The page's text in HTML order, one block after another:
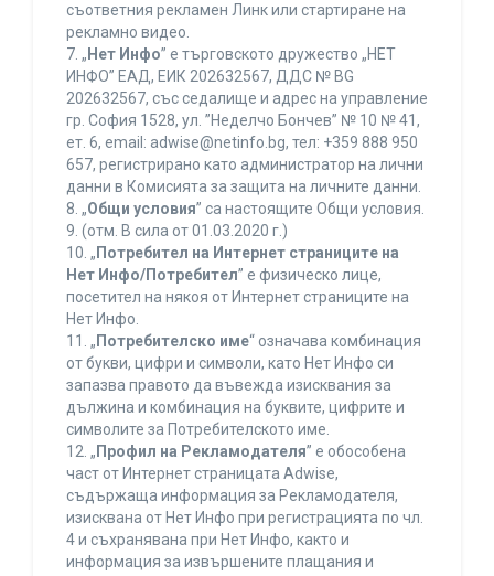
съответния рекламен Линк или стартиране на
рекламно видео.
7. „ Нет Инфо” е търговското дружество „НЕТ
ИНФО” ЕАД, ЕИК 202632567, ДДС № BG
202632567, със седалище и адрес на управление
гр. София 1528, ул. ”Неделчо Бончев” № 10 № 41,
ет. 6, еmail: adwise@netinfo.bg, тел: +359 888 950
657, регистрирано като администратор на лични
данни в Комисията за защита на личните данни.
8. „Общи условия” са настоящите Общи условия.
9. (отм. В сила от 01.03.2020 г.)
10. „ Потребител на Интернет страниците на
Нет Инфо/Потребител” е физическо лице,
посетител на някоя от Интернет страниците на
Нет Инфо.
11. „ Потребителско име“ означава комбинация
от букви, цифри и символи, като Нет Инфо си
запазва правото да въвежда изисквания за
дължина и комбинация на буквите, цифрите и
символите за Потребителското име.
12. „ Профил на Рекламодателя” е обособена
част от Интернет страницата Adwise,
съдържаща информация за Рекламодателя,
изисквана от Нет Инфо при регистрацията по чл.
4 и съхранявана при Нет Инфо, както и
информация за извършените плащания и